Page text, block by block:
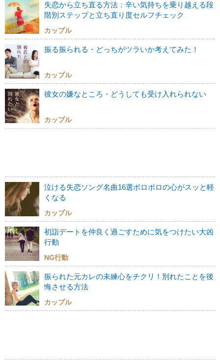
失恋から立ち直る方法：辛い気持ちを乗り越える段
階別ステップと立ち直り度セルフチェック
カップル
振る振られる・どっちがツラいか考えてみた！
カップル
彼女の嫌なところ・どうしても受け入れられない
カップル
泣ける失恋ソング名曲16選ボロボロの心がスッと軽
くなる
カップル
初詣デートを仲良く過ごすために気をつけたい大凶
行動
NG行動
振られた元カレの未練心をチクリ！別れたことを後
悔させる方法
カップル